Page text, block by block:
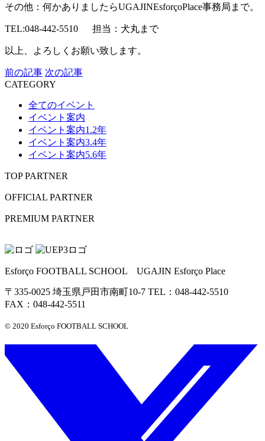
その他：何かありましたらUGAJINEsforçoPlace事務局まで。
TEL:048-442-5510 担当：犬丸まで
以上、よろしくお願い致します。
前の記事 次の記事
CATEGORY
全てのイベント
イベント案内
イベント案内1.2年
イベント案内3.4年
イベント案内5.6年
TOP PARTNER
OFFICIAL PARTNER
PREMIUM PARTNER
Esforço FOOTBALL SCHOOL UGAJIN Esforço Place
〒335-0025 埼玉県戸田市南町10-7 TEL：048-442-5510
FAX：048-442-5511
© 2020 Esforço FOOTBALL SCHOOL